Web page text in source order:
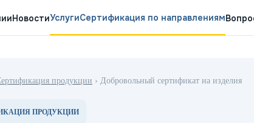
НовостиУслугиСертификация по направлениям
продукции › Добровольный сертификат на изделия
ПРОДУКЦИИ